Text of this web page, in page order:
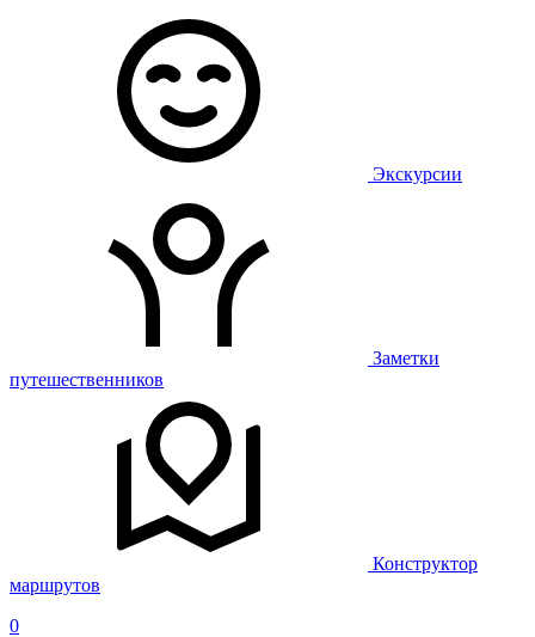
Экскурсии
Заметки
путешественников
Конструктор
маршрутов
0